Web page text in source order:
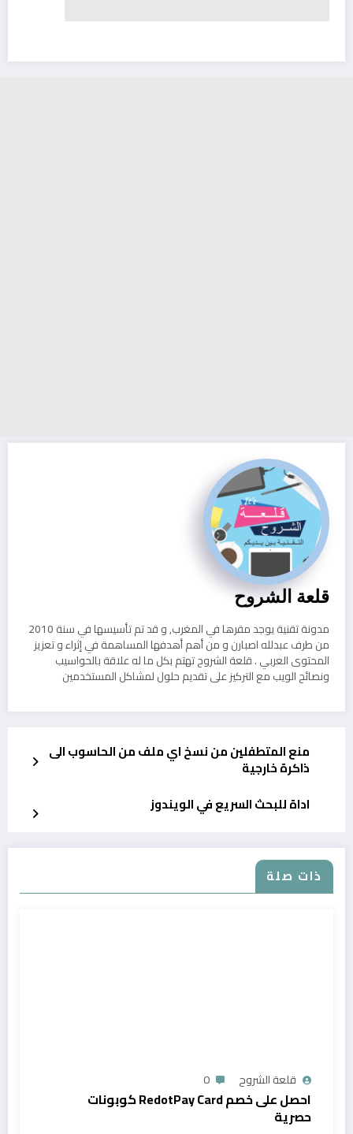
قلعة الشروح
مدونة تقنية يوجد مقرها في المغرب, و قد تم تأسيسها في سنة 2010
من طرف عبدلله اصبارن و من أهم أهدفها المساهمة في إثراء و تعزيز
المحتوى العربي . قلعة الشروح تهتم بكل ما له علاقة بالحواسيب
ونصائح الويب مع التركيز على تقديم حلول لمشاكل المستخدمين
منع المتطفلين من نسخ اي ملف من الحاسوب الى
ذاكرة خارجية
اداة للبحث السريع في الويندوز
ذات صلة
قلعة الشروح 0
احصل على خصم RedotPay Card كوبونات
حصرية